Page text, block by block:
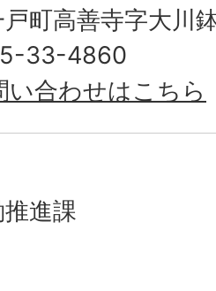
町高善寺字大川
33-4860
い合わせはこちら
進課